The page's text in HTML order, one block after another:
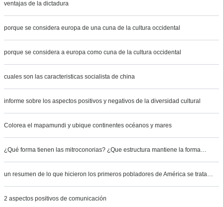
ventajas de la dictadura
porque se considera europa de una cuna de la cultura occidental
porque se considera a europa como cuna de la cultura occidental
cuales son las caracteristicas socialista de china
informe sobre los aspectos positivos y negativos de la diversidad cultural
Colorea el mapamundi y ubique continentes océanos y mares
¿Qué forma tienen las mitroconorias? ¿Que estructura mantiene la forma…
un resumen de lo que hicieron los primeros pobladores de América se trata…
2 aspectos positivos de comunicación